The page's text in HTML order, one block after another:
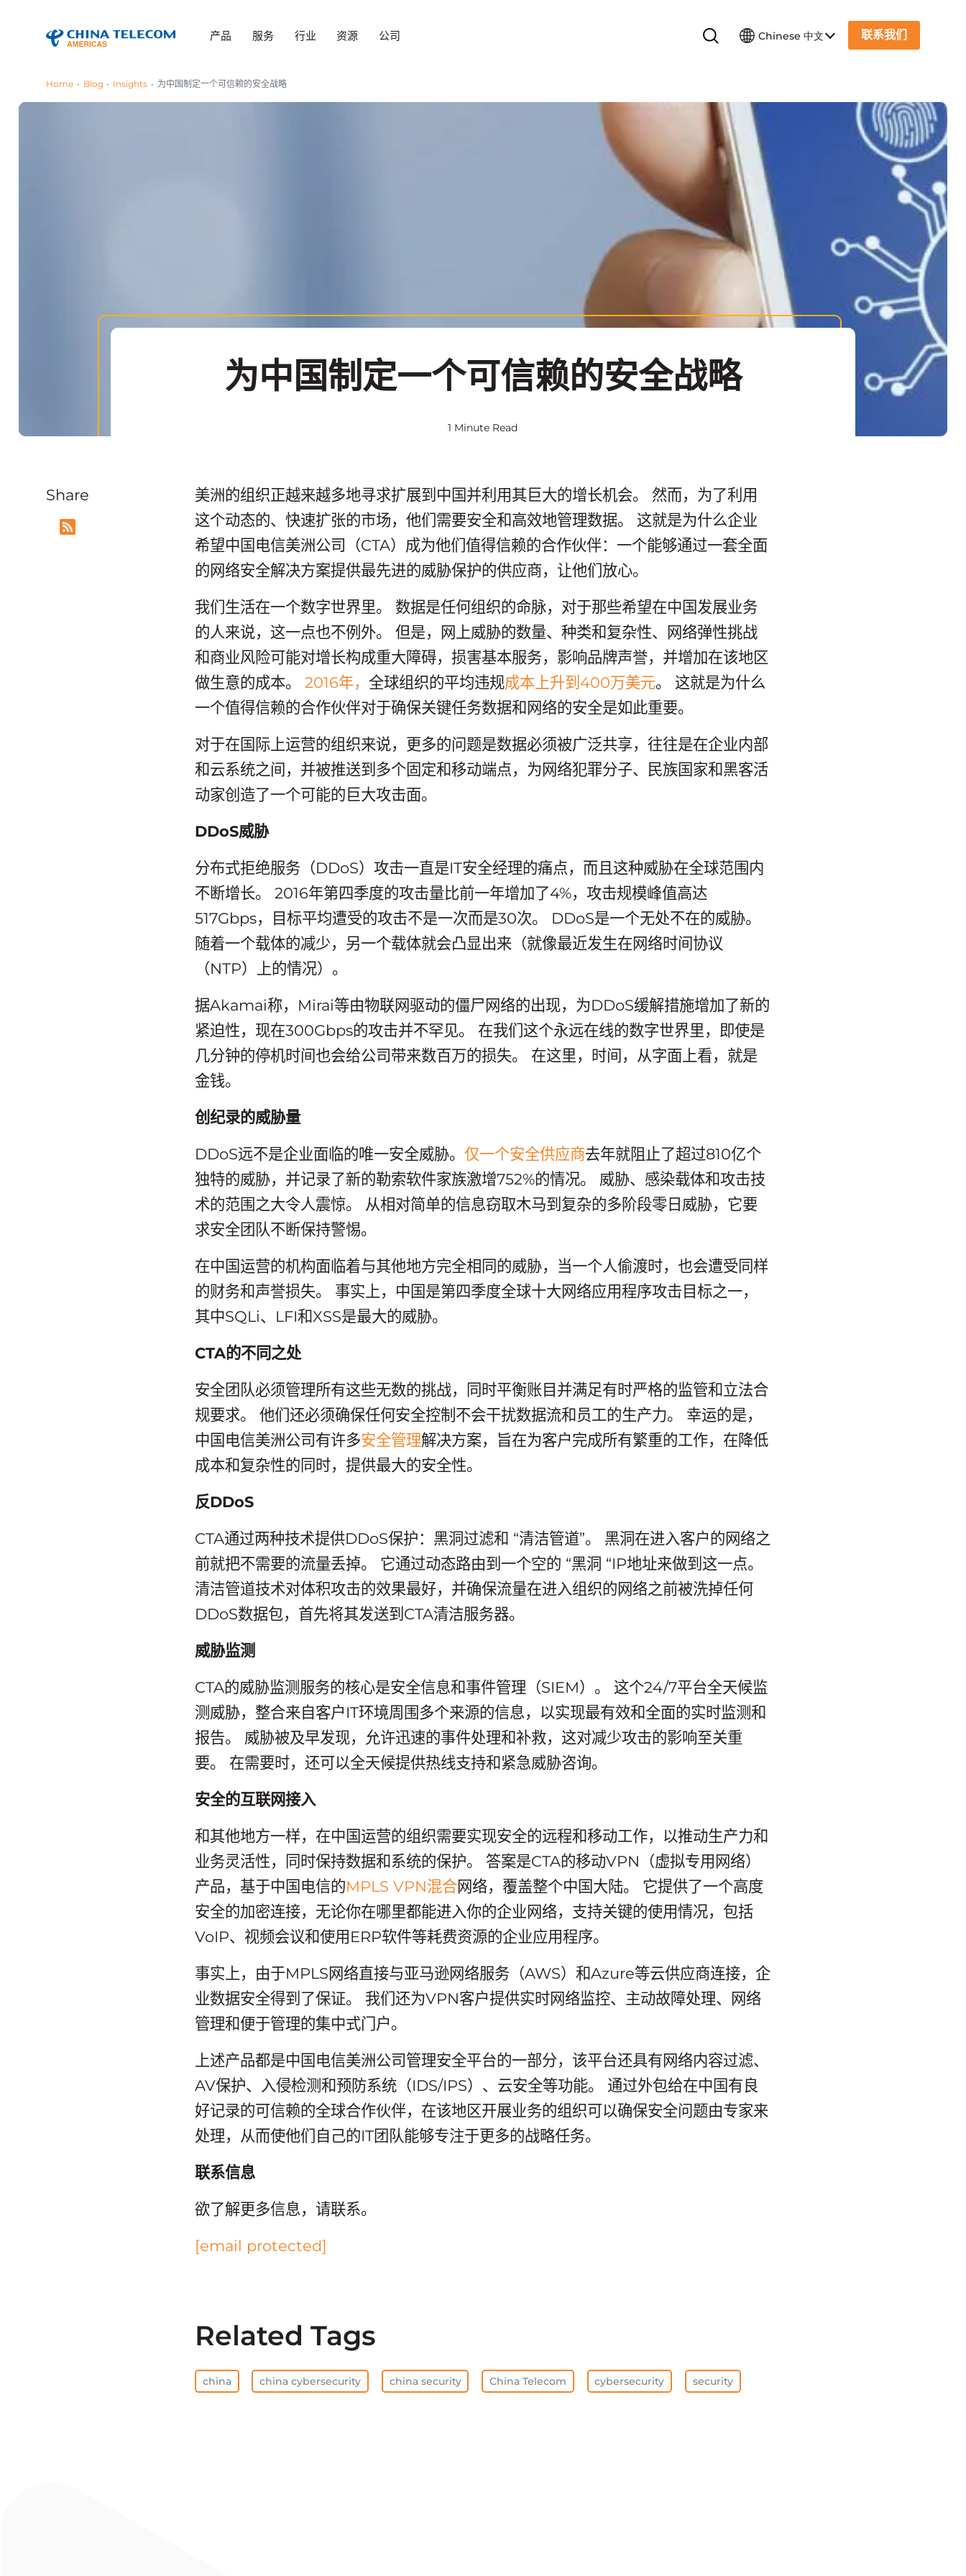
产品 服务 行业 资源 公司 Chinese 中文 联系我们
Home Blog Insights 为中国制定一个可信赖的安全战略
为中国制定一个可信赖的安全战略
1 Minute Read
Share
美洲的组织正越来越多地寻求扩展到中国并利用其巨大的增长机会。 然而，为了利用
这个动态的、快速扩张的市场，他们需要安全和高效地管理数据。 这就是为什么企业
希望中国电信美洲公司（CTA）成为他们值得信赖的合作伙伴：一个能够通过一套全面
的网络安全解决方案提供最先进的威胁保护的供应商，让他们放心。
我们生活在一个数字世界里。 数据是任何组织的命脉，对于那些希望在中国发展业务
的人来说，这一点也不例外。 但是，网上威胁的数量、种类和复杂性、网络弹性挑战
和商业风险可能对增长构成重大障碍，损害基本服务，影响品牌声誉，并增加在该地区
做生意的成本。2016年，全球组织的平均违规成本上升到400万美元。 这就是为什么
一个值得信赖的合作伙伴对于确保关键任务数据和网络的安全是如此重要。
对于在国际上运营的组织来说，更多的问题是数据必须被广泛共享，往往是在企业内部
和云系统之间，并被推送到多个固定和移动端点，为网络犯罪分子、民族国家和黑客活
动家创造了一个可能的巨大攻击面。
DDoS威胁
分布式拒绝服务（DDoS）攻击一直是IT安全经理的痛点，而且这种威胁在全球范围内
不断增长。 2016年第四季度的攻击量比前一年增加了4%，攻击规模峰值高达
517Gbps，目标平均遭受的攻击不是一次而是30次。 DDoS是一个无处不在的威胁。
随着一个载体的减少，另一个载体就会凸显出来（就像最近发生在网络时间协议
（NTP）上的情况）。
据Akamai称，Mirai等由物联网驱动的僵尸网络的出现，为DDoS缓解措施增加了新的
紧迫性，现在300Gbps的攻击并不罕见。 在我们这个永远在线的数字世界里，即使是
几分钟的停机时间也会给公司带来数百万的损失。 在这里，时间，从字面上看，就是
金钱。
创纪录的威胁量
DDoS远不是企业面临的唯一安全威胁。仅一个安全供应商去年就阻止了超过810亿个
独特的威胁，并记录了新的勒索软件家族激增752%的情况。 威胁、感染载体和攻击技
术的范围之大令人震惊。 从相对简单的信息窃取木马到复杂的多阶段零日威胁，它要
求安全团队不断保持警惕。
在中国运营的机构面临着与其他地方完全相同的威胁，当一个人偷渡时，也会遭受同样
的财务和声誉损失。 事实上，中国是第四季度全球十大网络应用程序攻击目标之一，
其中SQLi、LFI和XSS是最大的威胁。
CTA的不同之处
安全团队必须管理所有这些无数的挑战，同时平衡账目并满足有时严格的监管和立法合
规要求。 他们还必须确保任何安全控制不会干扰数据流和员工的生产力。 幸运的是，
中国电信美洲公司有许多安全管理解决方案，旨在为客户完成所有繁重的工作，在降低
成本和复杂性的同时，提供最大的安全性。
反DDoS
CTA通过两种技术提供DDoS保护：黑洞过滤和 “清洁管道”。 黑洞在进入客户的网络之
前就把不需要的流量丢掉。 它通过动态路由到一个空的 “黑洞 “IP地址来做到这一点。
清洁管道技术对体积攻击的效果最好，并确保流量在进入组织的网络之前被洗掉任何
DDoS数据包，首先将其发送到CTA清洁服务器。
威胁监测
CTA的威胁监测服务的核心是安全信息和事件管理（SIEM）。 这个24/7平台全天候监
测威胁，整合来自客户IT环境周围多个来源的信息，以实现最有效和全面的实时监测和
报告。 威胁被及早发现，允许迅速的事件处理和补救，这对减少攻击的影响至关重
要。 在需要时，还可以全天候提供热线支持和紧急威胁咨询。
安全的互联网接入
和其他地方一样，在中国运营的组织需要实现安全的远程和移动工作，以推动生产力和
业务灵活性，同时保持数据和系统的保护。 答案是CTA的移动VPN（虚拟专用网络）
产品，基于中国电信的MPLS VPN混合网络，覆盖整个中国大陆。 它提供了一个高度
安全的加密连接，无论你在哪里都能进入你的企业网络，支持关键的使用情况，包括
VoIP、视频会议和使用ERP软件等耗费资源的企业应用程序。
事实上，由于MPLS网络直接与亚马逊网络服务（AWS）和Azure等云供应商连接，企
业数据安全得到了保证。 我们还为VPN客户提供实时网络监控、主动故障处理、网络
管理和便于管理的集中式门户。
上述产品都是中国电信美洲公司管理安全平台的一部分，该平台还具有网络内容过滤、
AV保护、入侵检测和预防系统（IDS/IPS）、云安全等功能。 通过外包给在中国有良
好记录的可信赖的全球合作伙伴，在该地区开展业务的组织可以确保安全问题由专家来
处理，从而使他们自己的IT团队能够专注于更多的战略任务。
联系信息
欲了解更多信息，请联系。
[email protected]
Related Tags
china china cybersecurity china security China Telecom cybersecurity security